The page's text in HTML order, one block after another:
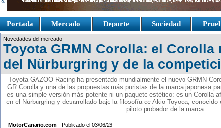
Portada Mercado Deporte Sociedad
Fake Watches
replica-
watch.is
Novedades del mercado
Toyota GRMN Corolla: el Corolla
del Nürburgring y de la
Toyota GAZOO Racing ha presentado mundialmente el nuevo GRMN
GR Corolla y una de las propuestas más puristas de la marca japonesa
es una simple versión más potente ni un paquete estético: es un Corolla
en el Nürburgring y desarrollado bajo la filosofía de Akio Toyoda,
piloto probador de la marca.
MotorCanario.com - Publicado el 03/06/26